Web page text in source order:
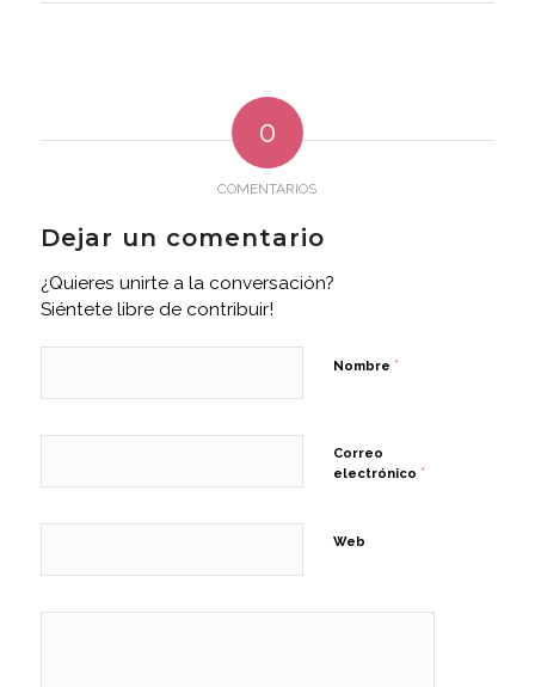
0
COMENTARIOS
Dejar un comentario
¿Quieres unirte a la conversación?
Siéntete libre de contribuir!
Nombre *
Correo
electrónico *
Web